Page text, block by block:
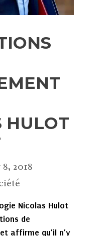
HULOT
2018
Nicolas Hulot
de
affirme qu’il n’y